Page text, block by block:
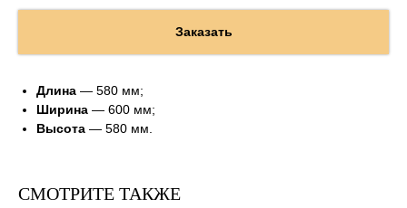
Заказать
Длина — 580 мм;
Ширина — 600 мм;
Высота — 580 мм.
СМОТРИТЕ ТАКЖЕ